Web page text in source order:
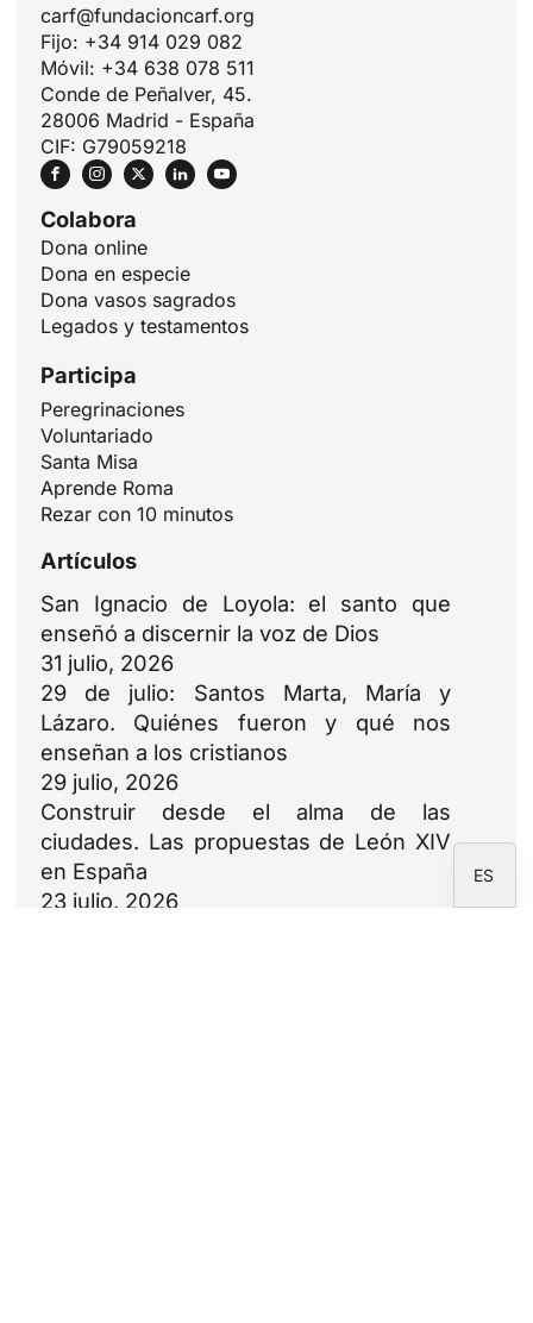
carf@fundacioncarf.org
Fijo: +34 914 029 082
Móvil: +34 638 078 511
Conde de Peñalver, 45.
28006 Madrid - España
CIF: G79059218
Colabora
Dona online
Dona en especie
Dona vasos sagrados
Legados y testamentos
Participa
Peregrinaciones
Voluntariado
Santa Misa
Aprende Roma
Rezar con 10 minutos
Artículos
San Ignacio de Loyola: el santo que
enseñó a discernir la voz de Dios
31 julio, 2026
29 de julio: Santos Marta, María y
Lázaro. Quiénes fueron y qué nos
enseñan a los cristianos
29 julio, 2026
Construir desde el alma de las
ciudades. Las propuestas de León XIV
en España
23 julio, 2026
ES